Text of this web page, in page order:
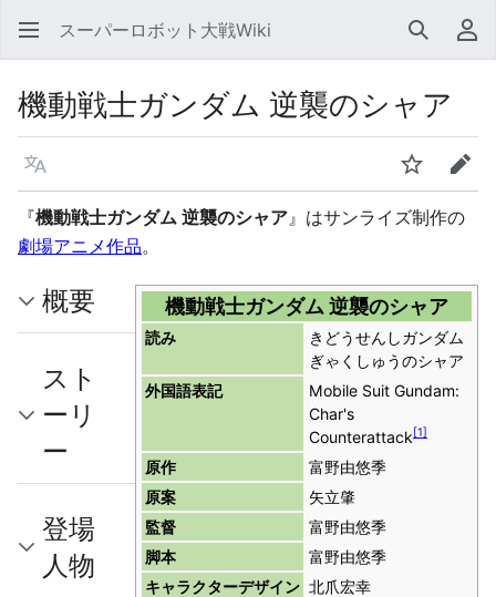
スーパーロボット大戦Wiki 検索 利
機動戦士ガンダム 逆襲のシャア
言語 ウォッチ編集
『機動戦士ガンダム 逆襲のシャア』はサンライズ制作の
劇場アニメ作品。
機動戦士ガンダム 逆襲のシャア
読み
きどうせんしガンダム
ぎゃくしゅうのシャア
外国語表記
Mobile Suit Gundam:
Char's
Counterattack[1
原作
富野由悠季
原案
矢立肇
監督
富野由悠季
脚本
富野由悠季
キャラクターデザイン 北爪宏幸
概要
スト
ーリ
ー
登場
人物